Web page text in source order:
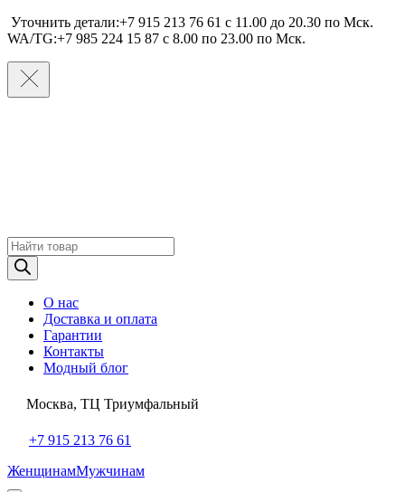
Уточнить детали:+7 915 213 76 61 c 11.00 до 20.30 по Мcк.
WA/TG:+7 985 224 15 87 c 8.00 по 23.00 по Мcк.
Поиск
товаров
О нас
Доставка и оплата
Гарантии
Контакты
Модный блог
Москва, ТЦ Триумфальный
+7 915 213 76 61
ЖенщинамМужчинам